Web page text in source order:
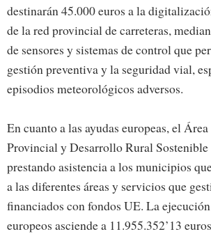
destinarán 45.000 euros a la
de la red provincial de carreteras,
de sensores y sistemas de control que
gestión preventiva y la seguridad vial,
episodios meteorológicos adversos.
En cuanto a las ayudas europeas, el
Provincial y Desarrollo Rural
prestando asistencia a los municipios
a las diferentes áreas y servicios que
financiados con fondos UE. La
europeos asciende a 11.955.352’13